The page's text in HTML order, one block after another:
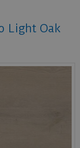
Light Oak